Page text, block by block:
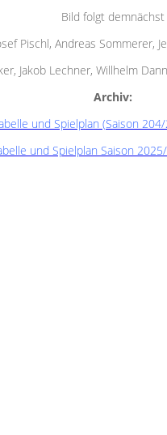
Bild folgt demnächst
Pischl, Andreas Sommerer,
Jakob Lechner, Willhelm
Archiv:
und Spielplan (Saison
und Spielplan Saison